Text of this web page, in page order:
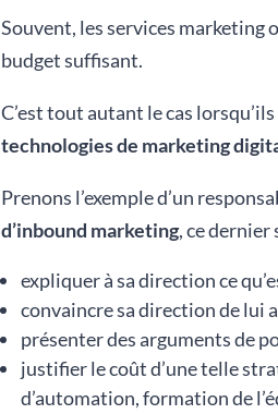
Souvent, les services marketing
budget suffisant.
C’est tout autant le cas
technologies de marketing
Prenons l’exemple d’un
d’inbound marketing, ce dernier
expliquer à sa direction ce
convaincre sa direction de lui
présenter des arguments de
justifier le coût d’une telle
d’automation, formation de